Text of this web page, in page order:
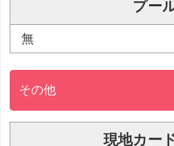
プー
無
その他
現地カー